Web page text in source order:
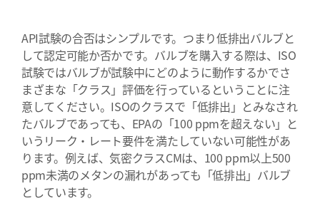
API試験の合否はシンプルです。つまり低排出バルブと
して認定可能か否かです。バルブを購入する際は、ISO
試験ではバルブが試験中にどのように動作するかでさ
まざまな「クラス」評価を行っているということに注
意してください。ISOのクラスで「低排出」とみなされ
たバルブであっても、EPAの「100 ppmを超えない」と
いうリーク・レート要件を満たしていない可能性があ
ります。例えば、気密クラスCMは、100 ppm以上500
ppm未満のメタンの漏れがあっても「低排出」バルブ
としています。